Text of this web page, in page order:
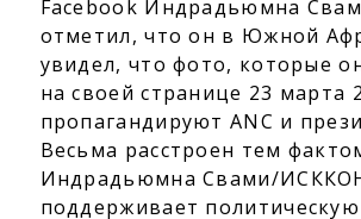
Facebook Индрадьюмна
отметил, что он в Южной
увидел, что фото, которые
на своей странице 23 марта
пропагандируют ANC и
Весьма расстроен тем
Индрадьюмна Свами/
поддерживает